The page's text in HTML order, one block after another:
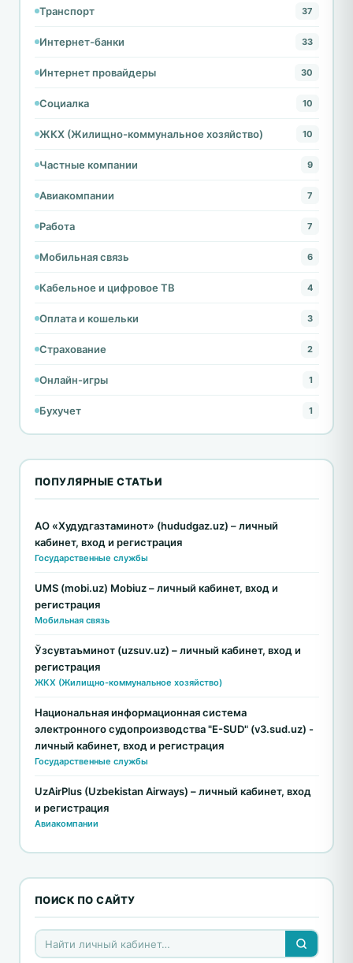
Транспорт 37
Интернет-банки 33
Интернет провайдеры 30
Социалка 10
ЖКХ (Жилищно-коммунальное хозяйство) 10
Частные компании 9
Авиакомпании 7
Работа 7
Мобильная связь 6
Кабельное и цифровое ТВ 4
Оплата и кошельки 3
Страхование 2
Онлайн-игры 1
Бухучет 1
ПОПУЛЯРНЫЕ СТАТЬИ
АО «Худудгазтаминот» (hududgaz.uz) – личный
кабинет, вход и регистрация
Государственные службы
UMS (mobi.uz) Mobiuz – личный кабинет, вход и
регистрация
Мобильная связь
Ўзсувтаъминот (uzsuv.uz) – личный кабинет, вход и
регистрация
ЖКХ (Жилищно-коммунальное хозяйство)
Национальная информационная система
электронного судопроизводства "E-SUD" (v3.sud.uz) -
личный кабинет, вход и регистрация
Государственные службы
UzAirPlus (Uzbekistan Airways) – личный кабинет, вход
и регистрация
Авиакомпании
ПОИСК ПО САЙТУ